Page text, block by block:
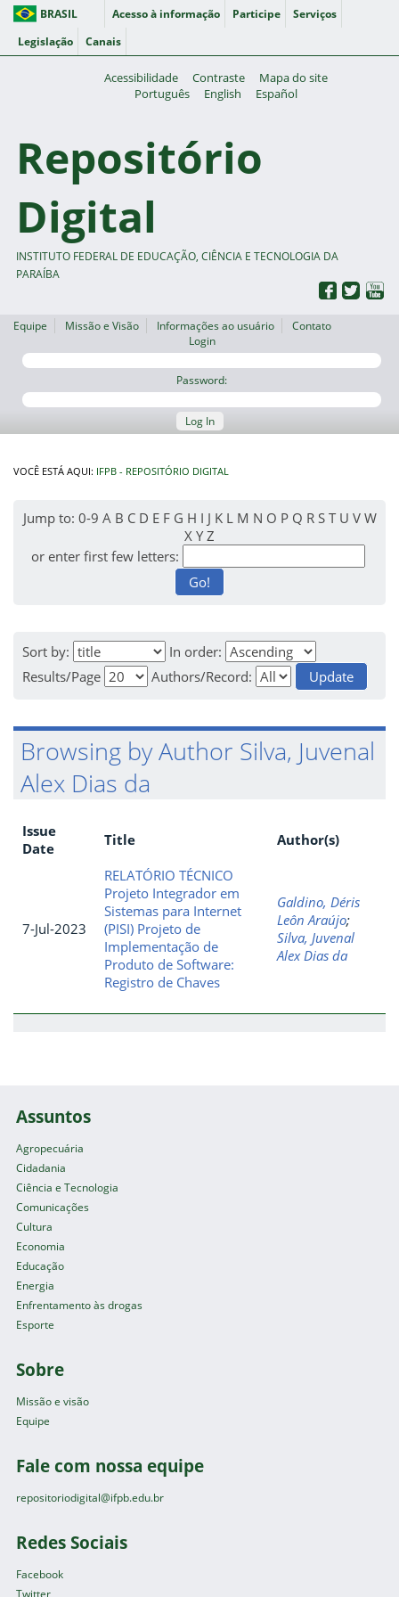
BRASIL Acesso à informação Participe
Serviços
Legislação
Canais
Acessibilidade Contraste
Mapa do site
Português
English Español
Repositório
Digital
INSTITUTO FEDERAL DE EDUCAÇÃO, CIÊNCIA E TECNOLOGIA DA
PARAÍBA
Equipe Missão e Visão Informações ao usuário
Contato
Login
Password:
Log In
VOCÊ ESTÁ AQUI: IFPB - REPOSITÓRIO DIGITAL
Jump to: 0-9 A B C D E F G H I J K L M N O P Q R S T U V W
X Y Z
or enter first few letters:
Sort by:
In order:
Results/Page
Authors/Record:
Browsing by Author Silva, Juvenal
Alex Dias da
Issue
Date
Title Author(s)
7-Jul-2023
RELATÓRIO TÉCNICO
Projeto Integrador em
Sistemas para Internet
(PISI) Projeto de
Implementação de
Produto de Software:
Registro de Chaves
Galdino, Déris
Leôn Araújo;
Silva, Juvenal
Alex Dias da
Assuntos
Agropecuária
Cidadania
Ciência e Tecnologia
Comunicações
Cultura
Economia
Educação
Energia
Enfrentamento às drogas
Esporte
Sobre
Missão e visão
Equipe
Fale com nossa equipe
repositoriodigital@ifpb.edu.br
Redes Sociais
Facebook
Twitter